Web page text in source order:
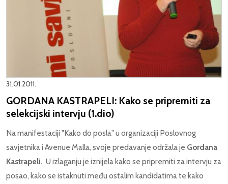
31.01.2011.
GORDANA KASTRAPELI: Kako se pripremiti za
selekcijski intervju (1.dio)
Na manifestaciji "Kako do posla" u organizaciji Poslovnog
savjetnika i Avenue Malla, svoje predavanje održala je Gordana
Kastrapeli. U izlaganju je iznijela kako se pripremiti za intervju za
posao, kako se istaknuti među ostalim kandidatima te kako